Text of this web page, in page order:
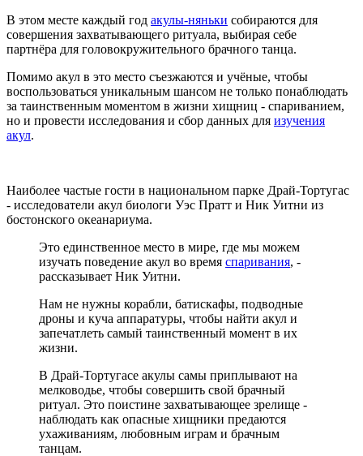
В этом месте каждый год акулы-няньки собираются для
совершения захватывающего ритуала, выбирая себе
партнёра для головокружительного брачного танца.
Помимо акул в это место съезжаются и учёные, чтобы
воспользоваться уникальным шансом не только понаблюдать
за таинственным моментом в жизни хищниц - спариванием,
но и провести исследования и сбор данных для изучения
акул.
Наиболее частые гости в национальном парке Драй-Тортугас
- исследователи акул биологи Уэс Пратт и Ник Уитни из
бостонского океанариума.
Это единственное место в мире, где мы можем
изучать поведение акул во время спаривания, -
рассказывает Ник Уитни.
Нам не нужны корабли, батискафы, подводные
дроны и куча аппаратуры, чтобы найти акул и
запечатлеть самый таинственный момент в их
жизни.
В Драй-Тортугасе акулы самы приплывают на
мелководье, чтобы совершить свой брачный
ритуал. Это поистине захватывающее зрелище -
наблюдать как опасные хищники предаются
ухаживаниям, любовным играм и брачным
танцам.